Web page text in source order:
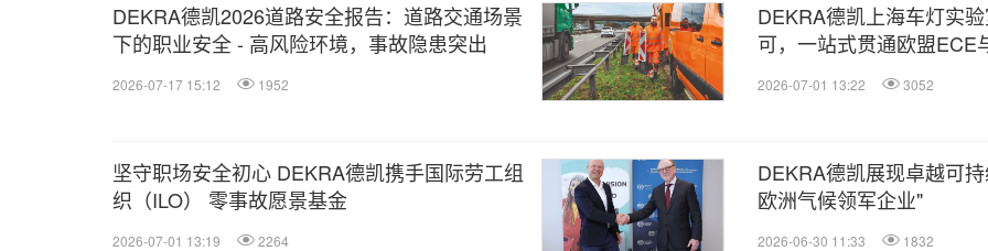
DEKRA德凯2026道路安全报告：道路交通场景
下的职业安全 - 高风险环境，事故隐患突出
2026-07-17 15:12 1952
DEKRA德凯上海车灯实
可，一站式贯通欧盟ECE
2026-07-01 13:22 3052
坚守职场安全初心 DEKRA德凯携手国际劳工组
织（ILO） 零事故愿景基金
2026-07-01 13:19 2264
DEKRA德凯展现卓越可
欧洲气候领军企业"
2026-06-30 11:33 1832